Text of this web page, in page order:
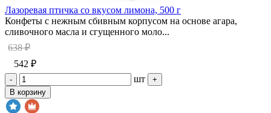
Лазоревая птичка со вкусом лимона, 500 г
Конфеты с нежным сбивным корпусом на основе агара,
сливочного масла и сгущенного моло...
638 ₽
542 ₽
- шт
+
В корзину